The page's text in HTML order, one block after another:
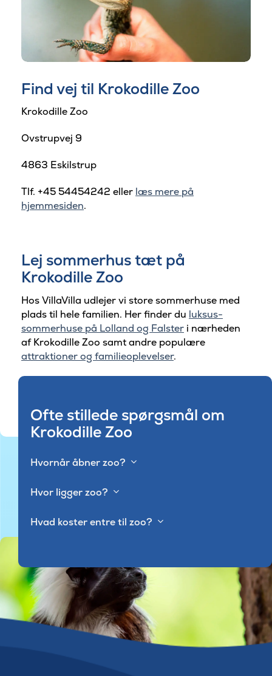
Find vej til Krokodille Zoo
Krokodille Zoo
Ovstrupvej 9
4863 Eskilstrup
Tlf. +45 54454242 eller læs mere på
hjemmesiden.
Lej sommerhus tæt på
Krokodille Zoo
Hos VillaVilla udlejer vi store sommerhuse med
plads til hele familien. Her finder du luksus-
sommerhuse på Lolland og Falster i nærheden
af Krokodille Zoo samt andre populære
attraktioner og familieoplevelser.
Ofte stillede spørgsmål om
Krokodille Zoo
Hvornår åbner zoo?
Hvor ligger zoo?
Hvad koster entre til zoo?